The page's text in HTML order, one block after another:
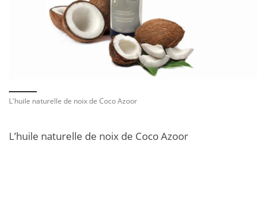
L'huile naturelle de noix de Coco Azoor
L’huile naturelle de noix de Coco Azoor